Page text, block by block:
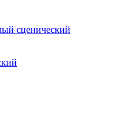
сценический